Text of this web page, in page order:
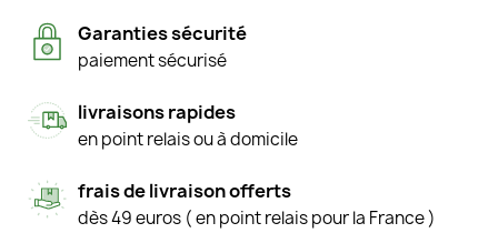
Garanties sécurité
paiement sécurisé
livraisons rapides
en point relais ou à domicile
frais de livraison offerts
dès 49 euros ( en point relais pour la France )